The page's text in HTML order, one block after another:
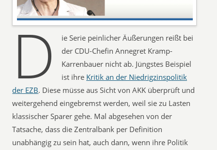
D
ie Serie peinlicher Äußerungen reißt bei
der CDU-Chefin Annegret Kramp-
Karrenbauer nicht ab. Jüngstes Beispiel
ist ihre Kritik an der Niedrigzinspolitik
der EZB. Diese müsse aus Sicht von AKK überprüft und
weitergehend eingebremst werden, weil sie zu Lasten
klassischer Sparer gehe. Mal abgesehen von der
Tatsache, dass die Zentralbank per Definition
unabhängig zu sein hat, auch dann, wenn ihre Politik